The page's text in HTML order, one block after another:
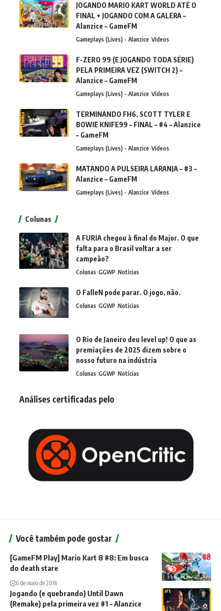
JOGANDO MARIO KART WORLD ATÉ O
FINAL + JOGANDO COM A GALERA –
Alanzice – GameFM
Gameplays (Lives) - Alanzice Vídeos
F-ZERO 99 (E JOGANDO TODA SÉRIE)
PELA PRIMEIRA VEZ (SWITCH 2) –
Alanzice – GameFM
Gameplays (Lives) - Alanzice Vídeos
TERMINANDO FH6, SCOTT TYLER E
BOWIE KNIFE99 – FINAL – #4 – Alanzice
– GameFM
Gameplays (Lives) - Alanzice Vídeos
MATANDO A PULSEIRA LARANJA – #3 –
Alanzice – GameFM
Gameplays (Lives) - Alanzice Vídeos
Colunas
A FURIA chegou à final do Major. O que
falta para o Brasil voltar a ser
campeão?
Colunas GGWP Notícias
O FalleN pode parar. O jogo, não.
Colunas GGWP Notícias
O Rio de Janeiro deu level up! O que as
premiações de 2025 dizem sobre o
nosso futuro na indústria
Colunas GGWP Notícias
Análises certificadas pelo
Você também pode gostar
[GameFM Play] Mario Kart 8 #8: Em busca
do death stare
6 de maio de 2016
Jogando (e quebrando) Until Dawn
(Remake) pela primeira vez #1 – Alanzice